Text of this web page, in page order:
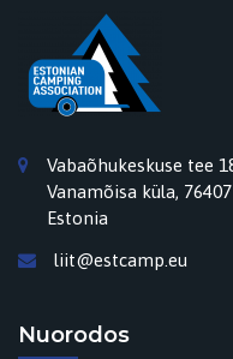
Vabaõhukeskuse tee
Vanamõisa küla,
Estonia
liit@estcamp.eu
Nuorodos